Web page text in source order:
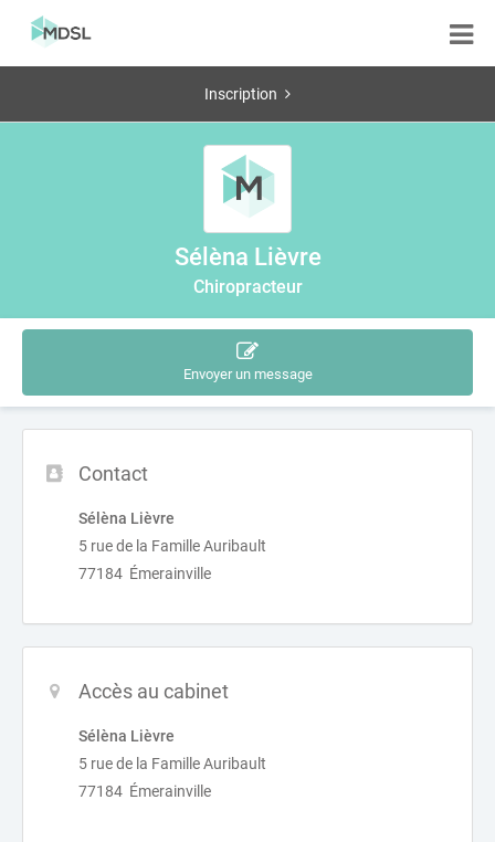
Inscription
Sélèna Lièvre
Chiropracteur
Envoyer un message
Contact
Sélèna Lièvre
5 rue de la Famille Auribault
77184 Émerainville
Accès au cabinet
Sélèna Lièvre
5 rue de la Famille Auribault
77184 Émerainville